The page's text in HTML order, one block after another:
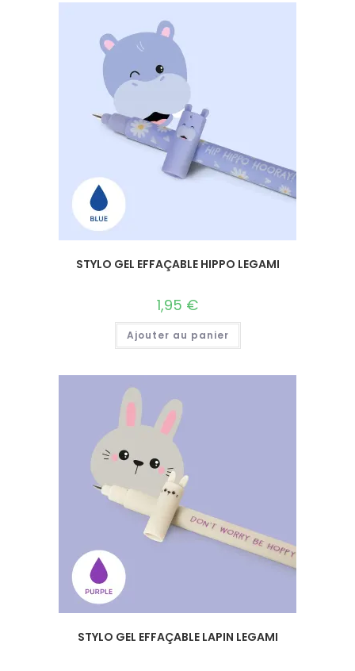
STYLO GEL EFFAÇABLE HIPPO LEGAMI
1,95 €
Ajouter au panier
STYLO GEL EFFAÇABLE LAPIN LEGAMI